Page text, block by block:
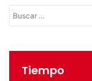
Tiempo